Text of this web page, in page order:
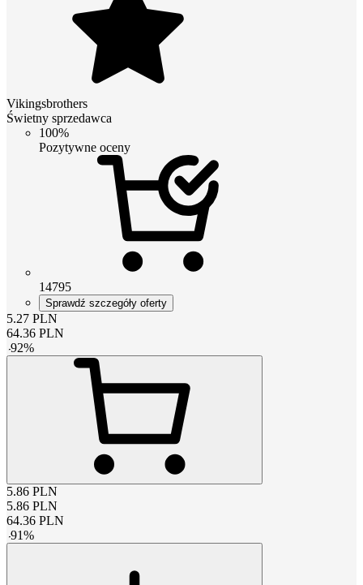
Vikingsbrothers
Świetny sprzedawca
100%
Pozytywne oceny
14795
Sprawdź szczegóły oferty
5.27 PLN
64.36 PLN
-92%
5.86 PLN
5.86 PLN
64.36 PLN
-91%